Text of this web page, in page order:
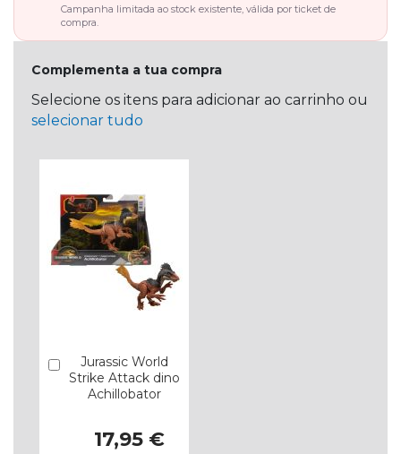
Campanha limitada ao stock existente, válida por ticket de
compra.
Complementa a tua compra
Selecione os itens para adicionar ao carrinho ou
selecionar tudo
Jurassic World
Strike Attack dino
Achillobator
17,95 €
Comprar